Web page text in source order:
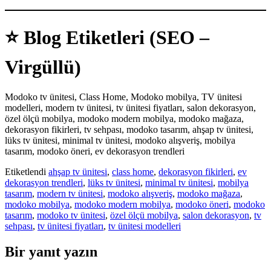
⭐Blog Etiketleri (SEO –
Virgüllü)
Modoko tv ünitesi, Class Home, Modoko mobilya, TV ünitesi
modelleri, modern tv ünitesi, tv ünitesi fiyatları, salon dekorasyon,
özel ölçü mobilya, modoko modern mobilya, modoko mağaza,
dekorasyon fikirleri, tv sehpası, modoko tasarım, ahşap tv ünitesi,
lüks tv ünitesi, minimal tv ünitesi, modoko alışveriş, mobilya
tasarım, modoko öneri, ev dekorasyon trendleri
Etiketlendi ahşap tv ünitesi, class home, dekorasyon fikirleri, ev
dekorasyon trendleri, lüks tv ünitesi, minimal tv ünitesi, mobilya
tasarım, modern tv ünitesi, modoko alışveriş, modoko mağaza,
modoko mobilya, modoko modern mobilya, modoko öneri, modoko
tasarım, modoko tv ünitesi, özel ölçü mobilya, salon dekorasyon, tv
sehpası, tv ünitesi fiyatları, tv ünitesi modelleri
Bir yanıt yazın